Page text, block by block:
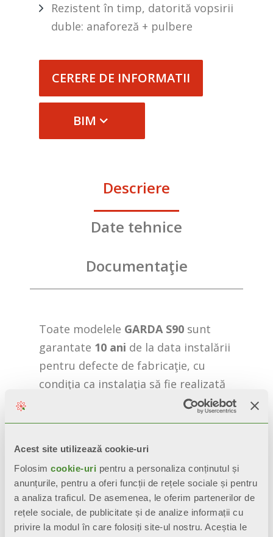
Acest site utilizează cookie-uri
Folosim cookie-uri pentru a personaliza conținutul și
anunțurile, pentru a oferi funcții de rețele sociale și pentru
a analiza traficul. De asemenea, le oferim partenerilor de
rețele sociale, de publicitate și de analize informații cu
privire la modul în care folosiți site-ul nostru. Aceștia le
Rezistent în timp, datorită vopsirii
duble: anaforeză + pulbere
CERERE DE INFORMATII
BIM
Descriere
Date tehnice
Documentaţie
Toate modelele GARDA S90 sunt
garantate 10 ani de la data instalării
pentru defecte de fabricaţie, cu
condiţia ca instalaţia să fie realizată
conform practicilor din domeniu,
conform normelor în vigoare şi
instalarea, utilizarea şi întreţinerea
corectă.